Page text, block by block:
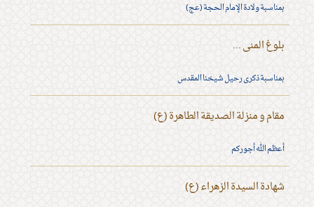
بمناسبة ولادة الإمام الحجة (عج)
بلوغ المنى ...
بمناسبة ذكرى رحيل شيخنا المقدس
مقام و منزلة الصديقة الطاهرة (ع)
أعظم الله أجوركم
شهادة السيدة الزهراء (ع)